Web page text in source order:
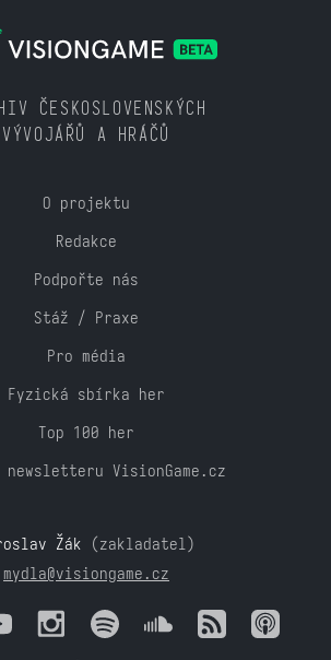
ČESKOSLOVENSKÝCH
VÝVOJÁŘŮ A HRÁČŮ
O projektu
Redakce
Podpořte nás
Stáž / Praxe
Pro média
Fyzická sbírka her
Top 100 her
VisionGame.cz
Žák (zakladatel)
mydla@visiongame.cz